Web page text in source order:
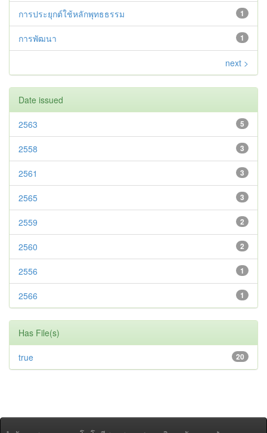
1
การประยุกต์ใช้หลักพุทธธรรม
1
การพัฒนา
next >
Date issued
5
2563
3
2558
3
2561
3
2565
2
2559
2
2560
1
2556
1
2566
Has File(s)
20
true